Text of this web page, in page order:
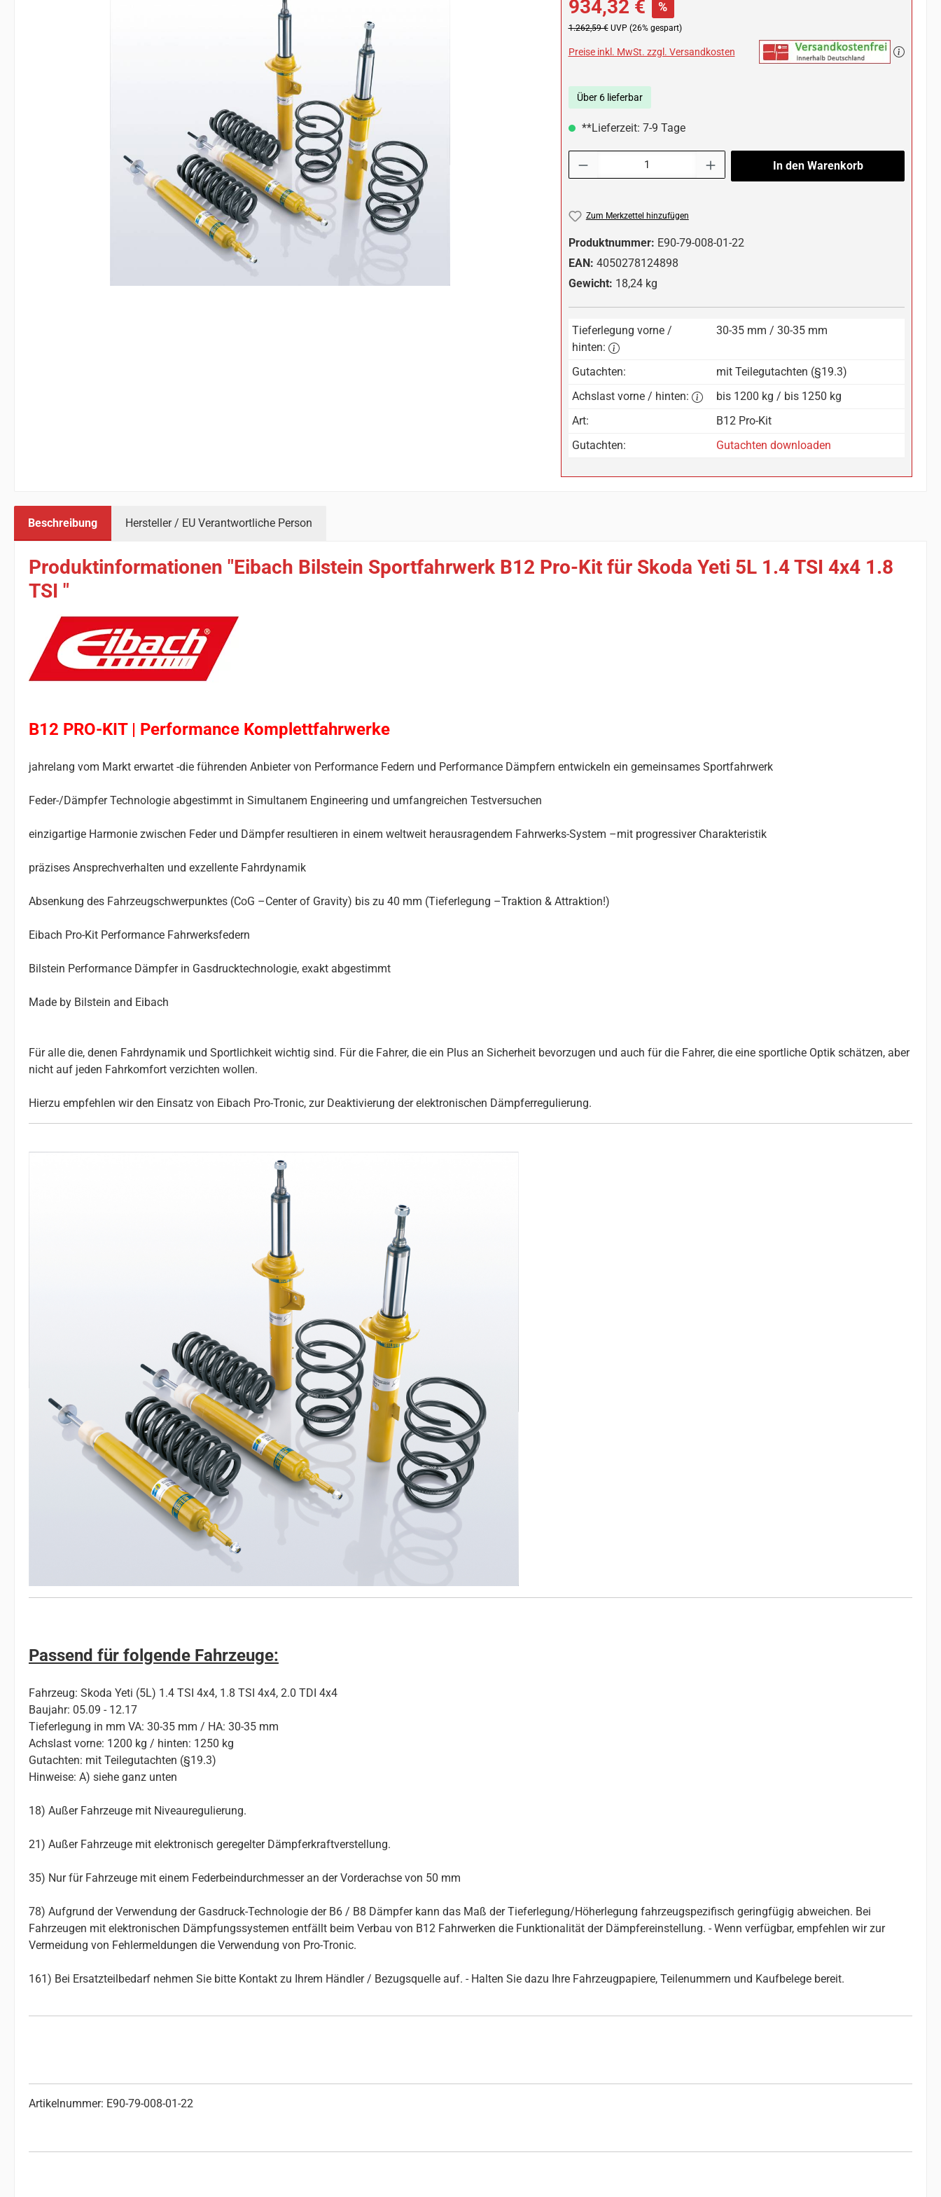
934,32 € %
Regulärer Preis:
1.262,59 € UVP (26% gespart)
Preise inkl. MwSt. zzgl. Versandkosten
Über 6 lieferbar
**Lieferzeit: 7-9 Tage
In den Warenkorb
Zum Merkzettel hinzufügen
Produktnummer: E90-79-008-01-22
EAN: 4050278124898
Gewicht: 18,24 kg
Tieferlegung vorne /
hinten:
30-35 mm / 30-35 mm
Gutachten:
mit Teilegutachten (§19.3)
Achslast vorne / hinten:
bis 1200 kg / bis 1250 kg
Art:
B12 Pro-Kit
Gutachten:
Gutachten downloaden
Beschreibung Hersteller / EU Verantwortliche Person
Produktinformationen "Eibach Bilstein Sportfahrwerk B12 Pro-Kit für Skoda Yeti 5L 1.4 TSI 4x4 1.8
TSI "
B12 PRO-KIT | Performance Komplettfahrwerke
jahrelang vom Markt erwartet -die führenden Anbieter von Performance Federn und Performance Dämpfern entwickeln ein gemeinsames Sportfahrwerk
Feder-/Dämpfer Technologie abgestimmt in Simultanem Engineering und umfangreichen Testversuchen
einzigartige Harmonie zwischen Feder und Dämpfer resultieren in einem weltweit herausragendem Fahrwerks-System –mit progressiver Charakteristik
präzises Ansprechverhalten und exzellente Fahrdynamik
Absenkung des Fahrzeugschwerpunktes (CoG –Center of Gravity) bis zu 40 mm (Tieferlegung –Traktion & Attraktion!)
Eibach Pro-Kit Performance Fahrwerksfedern
Bilstein Performance Dämpfer in Gasdrucktechnologie, exakt abgestimmt
Made by Bilstein and Eibach
Für alle die, denen Fahrdynamik und Sportlichkeit wichtig sind. Für die Fahrer, die ein Plus an Sicherheit bevorzugen und auch für die Fahrer, die eine sportliche Optik schätzen, aber
nicht auf jeden Fahrkomfort verzichten wollen.
Hierzu empfehlen wir den Einsatz von Eibach Pro-Tronic, zur Deaktivierung der elektronischen Dämpferregulierung.
Passend für folgende Fahrzeuge:
Fahrzeug: Skoda Yeti (5L) 1.4 TSI 4x4, 1.8 TSI 4x4, 2.0 TDI 4x4
Baujahr: 05.09 - 12.17
Tieferlegung in mm VA: 30-35 mm / HA: 30-35 mm
Achslast vorne: 1200 kg / hinten: 1250 kg
Gutachten: mit Teilegutachten (§19.3)
Hinweise: A) siehe ganz unten
18) Außer Fahrzeuge mit Niveauregulierung.
21) Außer Fahrzeuge mit elektronisch geregelter Dämpferkraftverstellung.
35) Nur für Fahrzeuge mit einem Federbeindurchmesser an der Vorderachse von 50 mm
78) Aufgrund der Verwendung der Gasdruck-Technologie der B6 / B8 Dämpfer kann das Maß der Tieferlegung/Höherlegung fahrzeugspezifisch geringfügig abweichen. Bei
Fahrzeugen mit elektronischen Dämpfungssystemen entfällt beim Verbau von B12 Fahrwerken die Funktionalität der Dämpfereinstellung. - Wenn verfügbar, empfehlen wir zur
Vermeidung von Fehlermeldungen die Verwendung von Pro-Tronic.
161) Bei Ersatzteilbedarf nehmen Sie bitte Kontakt zu Ihrem Händler / Bezugsquelle auf. - Halten Sie dazu Ihre Fahrzeugpapiere, Teilenummern und Kaufbelege bereit.
Artikelnummer: E90-79-008-01-22